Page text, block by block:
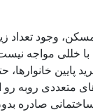
پایین
های متعددی
صادره